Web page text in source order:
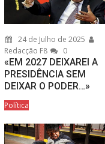
24 de Julho de 2025
Redacção F8
0
«EM 2027 DEIXAREI A
PRESIDÊNCIA SEM
DEIXAR O PODER…»
Política